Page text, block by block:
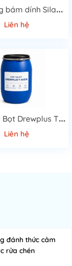
C
hất tăng bám dính Silane KH-570
Liên hệ
C
hất Phá Bọt Drewplus T-4507A Cao Cấp
Liên hệ
đánh thức cảm
rửa chén